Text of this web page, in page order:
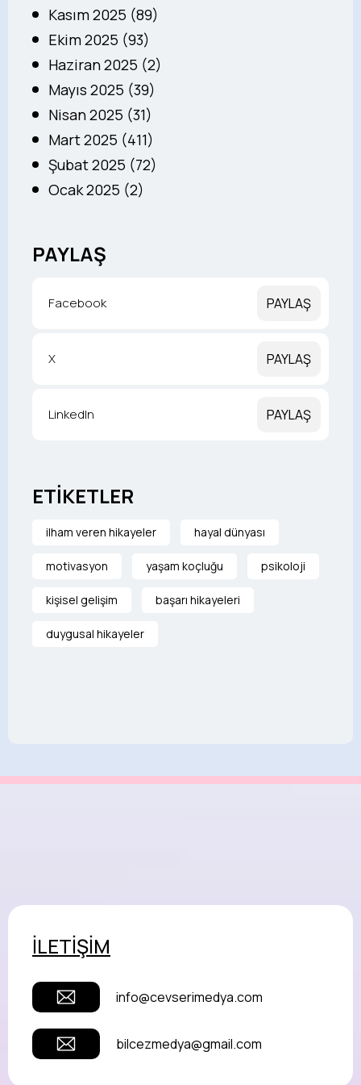
Kasım 2025 (89)
Ekim 2025 (93)
Haziran 2025 (2)
Mayıs 2025 (39)
Nisan 2025 (31)
Mart 2025 (411)
Şubat 2025 (72)
Ocak 2025 (2)
PAYLAŞ
Facebook PAYLAŞ
X PAYLAŞ
LinkedIn PAYLAŞ
ETİKETLER
ilham veren hikayeler hayal dünyası
motivasyon yaşam koçluğu psikoloji
kişisel gelişim başarı hikayeleri
duygusal hikayeler
İLETİŞİM
info@cevserimedya.com
bilcezmedya@gmail.com